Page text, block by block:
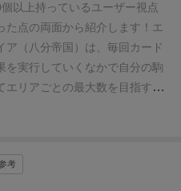
に支障は無かったです。
もち
たら得点が高くなるかとかは私
成果もあったか、５歳児もマジ
クションが少しずつ分かってき
このゲームは、初心者がマジ
クションを初めてプレイするの
重宝だと思います。
以上持っているユーザー視点
た点の両面から紹介します！ エ
ア（八分帝国）は、毎回カード
を実行していくなかで自分の駒
エリアごとの最大数を目指すい
ティシステムと、獲得したカー
ットコレクション的要素が合わ
終わらないものの短時間で濃密
考